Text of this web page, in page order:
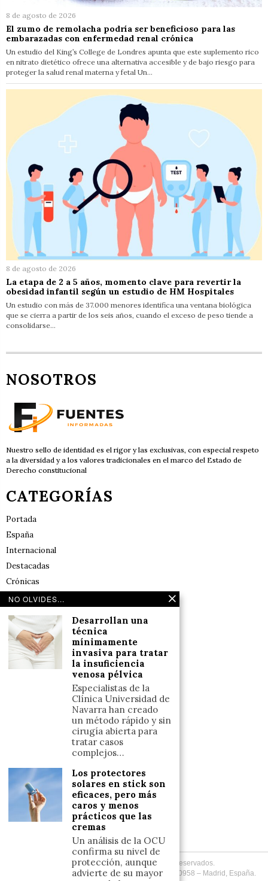
8 de agosto de 2026
El zumo de remolacha podría ser beneficioso para las
embarazadas con enfermedad renal crónica
Un estudio del King’s College de Londres apunta que este suplemento rico
en nitrato dietético ofrece una alternativa accesible y de bajo riesgo para
proteger la salud renal materna y fetal Un…
8 de agosto de 2026
La etapa de 2 a 5 años, momento clave para revertir la
obesidad infantil según un estudio de HM Hospitales
Un estudio con más de 37.000 menores identifica una ventana biológica
que se cierra a partir de los seis años, cuando el exceso de peso tiende a
consolidarse…
NOSOTROS
Nuestro sello de identidad es el rigor y las exclusivas, con especial respeto
a la diversidad y a los valores tradicionales en el marco del Estado de
Derecho constitucional
CATEGORÍAS
Portada
España
Internacional
Destacadas
Crónicas
Noticias de deportes en España
Reflexiones
LINKS
Política de cookies (UE)
Términos y condiciones
+34633110958
Escríbenos
+34633110958
Copyright2026. Todos los Derechos Reservados.
Fuentes Informadas . +34 (633) 110958 – Madrid, España.
NO OLVIDES...
Desarrollan una
técnica
mínimamente
invasiva para tratar
la insuficiencia
venosa pélvica
Especialistas de la
Clínica Universidad de
Navarra han creado
un método rápido y sin
cirugía abierta para
tratar casos
complejos…
Los protectores
solares en stick son
eficaces, pero más
caros y menos
prácticos que las
cremas
Un análisis de la OCU
confirma su nivel de
protección, aunque
advierte de su mayor